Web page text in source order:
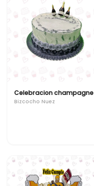
Celebracion champagne
Bizcocho Nuez